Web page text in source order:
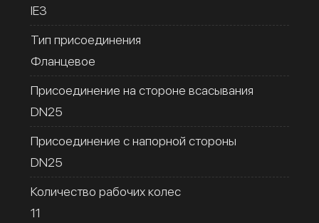
IE3
Тип присоединения
Фланцевое
Присоединение на стороне всасывания
DN25
Присоединение с напорной стороны
DN25
Количество рабочих колес
11